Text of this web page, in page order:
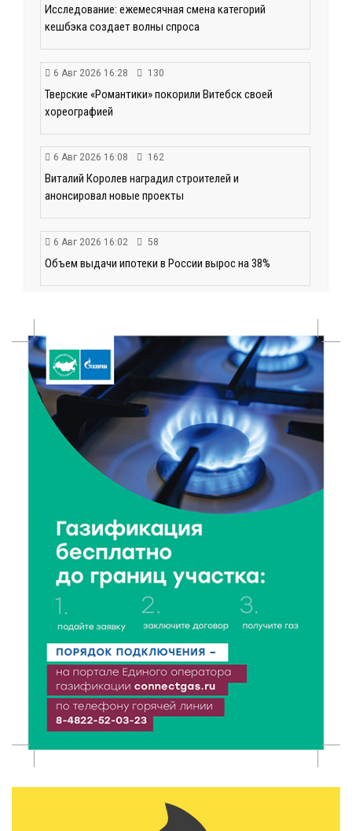
Исследование: ежемесячная смена категорий
кешбэка создает волны спроса
6 Авг 2026 16:28 130
Тверские «Романтики» покорили Витебск своей
хореографией
6 Авг 2026 16:08 162
Виталий Королев наградил строителей и
анонсировал новые проекты
6 Авг 2026 16:02 58
Объем выдачи ипотеки в России вырос на 38%
область на всероссийском марафоне «Земля
спорта»
6 Авг 2026 15:48 215
Голубев проверил школы и детсады Зубцова к 1
сентября
118
От Твери до Москвы: выставка художника
Владимира Васильева о героях СВО проходит в РГБ
6 Авг 2026 14:55 105
В Твери создали соединения для кормовых
добавок, повышающие продуктивность
сельхозживотных
6 Авг 2026 14:01 157
Мультфильм своими руками: в Твери дети сняли
ленту по мотивам басни «Карась»
Виталий Королев: Тверская область станет
спортивной столицей России